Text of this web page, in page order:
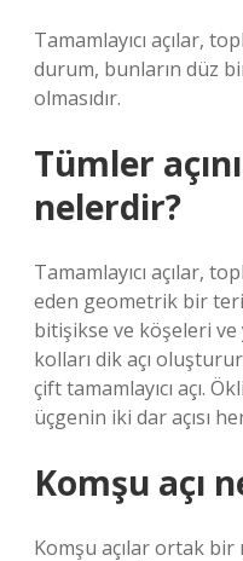
Tamamlayıcı açılar,
durum, bunların düz
olmasıdır.
Tümler
nelerdir?
Tamamlayıcı açılar,
eden geometrik bir
bitişikse ve köşeleri ve
kolları dik açı
çift tamamlayıcı açı.
üçgenin iki dar açısı
Komşu açı
Komşu açılar ortak bir